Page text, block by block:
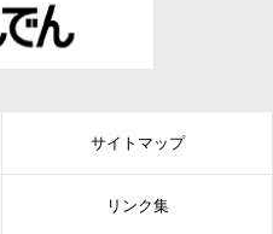
サイトマップ
リンク集